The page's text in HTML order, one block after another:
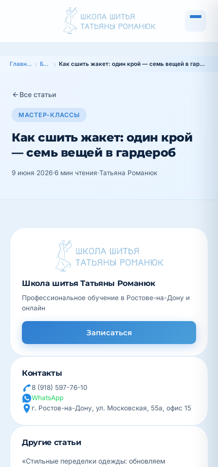
Главная Блог Как сшить жакет: один крой — семь вещей в гардероб
Все статьи
МАСТЕР-КЛАССЫ
Как сшить жакет: один крой
— семь вещей в гардероб
9 июня 2026·6 мин чтения·Татьяна Романюк
Школа шитья Татьяны Романюк
Профессиональное обучение в Ростове-на-Дону и
онлайн
Записаться
Контакты
8 (918) 597-76-10
WhatsApp
г. Ростов-на-Дону, ул. Московская, 55а, офис 15
Другие статьи
«Стильные переделки одежды: обновляем